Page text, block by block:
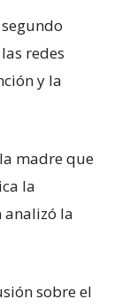
redes
y la
madre que
la
la
sobre el